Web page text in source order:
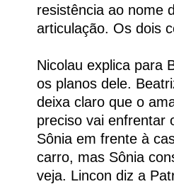
resistência ao nome
articulação. Os dois
Nicolau explica para
os planos dele.
deixa claro que o
preciso vai enfrentar
Sônia em frente à
carro, mas Sônia
veja. Lincon diz a